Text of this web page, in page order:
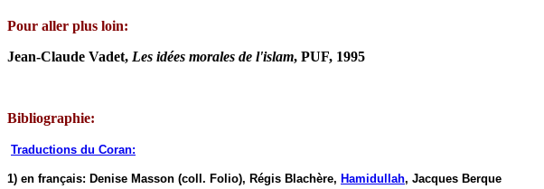
Pour aller plus loin:
Jean-Claude Vadet, Les idées morales de l'islam, PUF, 1995
Bibliographie:
Traductions du Coran:
1) en français: Denise Masson (coll. Folio), Régis Blachère, Hamidullah, Jacques Berque